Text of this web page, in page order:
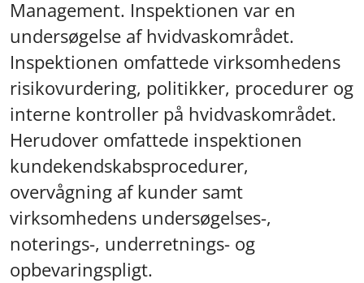
Management. Inspektionen var en
undersøgelse af hvidvaskområdet.
Inspektionen omfattede virksomhedens
risikovurdering, politikker, procedurer og
interne kontroller på hvidvaskområdet.
Herudover omfattede inspektionen
kundekendskabsprocedurer,
overvågning af kunder samt
virksomhedens undersøgelses-,
noterings-, underretnings- og
opbevaringspligt.